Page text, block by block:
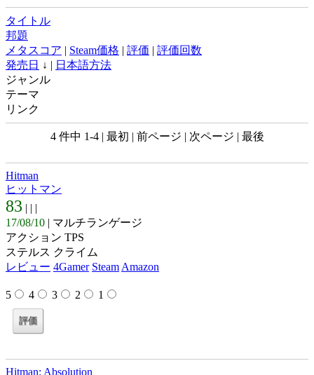
タイトル
邦題
メタスコア | Steam価格 | 評価 | 評価回数
発売日 ↓ | 日本語方法
ジャンル
テーマ
リンク
4 件中 1-4 | 最初 | 前ページ | 次ページ | 最後
Hitman
ヒットマン
83 | | |
17/08/10 | マルチランゲージ
アクション TPS
ステルス クライム
レビュー 4Gamer Steam Amazon
5 4 3 2 1
Hitman: Absolution